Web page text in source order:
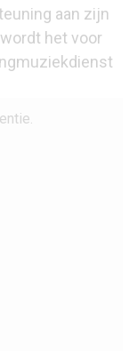
aan zijn
het voor